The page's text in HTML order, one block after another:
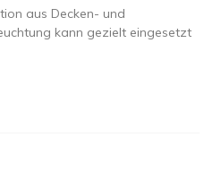
aus Decken- und
kann gezielt eingesetzt